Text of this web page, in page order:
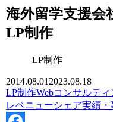
海外留学支援会
LP制作
LP制作
2014.08.01 2023.08.18
LP制作Webコンサルティ
レベニューシェア実績・